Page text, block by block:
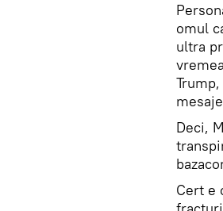
omul
ultra
Deci,
Cert e